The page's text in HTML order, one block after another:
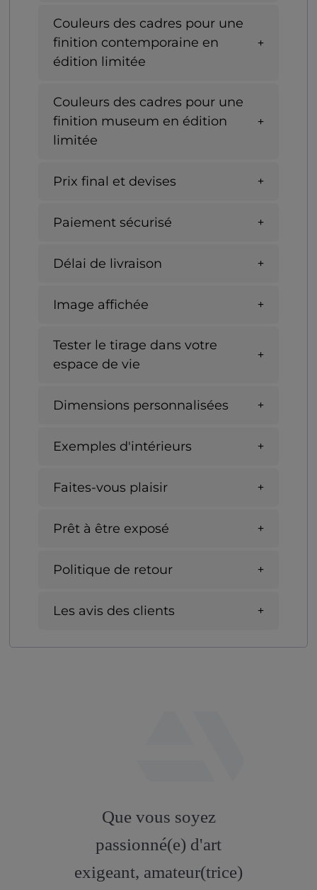
Couleurs des cadres pour une
finition contemporaine en
édition limitée
Couleurs des cadres pour une
finition museum en édition
limitée
Prix final et devises
Paiement sécurisé
Délai de livraison
Image affichée
Tester le tirage dans votre
espace de vie
Dimensions personnalisées
Exemples d'intérieurs
Faites-vous plaisir
Prêt à être exposé
Politique de retour
Les avis des clients
artstation
Que vous soyez
passionné(e) d'art
exigeant, amateur(trice)